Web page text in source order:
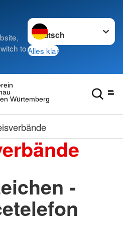
to
Sprache wechseln zu
Alles klar
Würtemberg
-